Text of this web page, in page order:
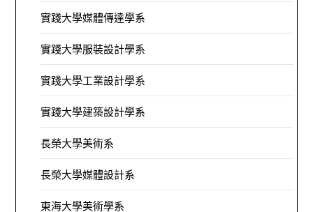
實踐大學媒體傳達學系
實踐大學服裝設計學系
實踐大學工業設計學系
實踐大學建築設計學系
長榮大學美術系
長榮大學媒體設計系
東海大學美術學系